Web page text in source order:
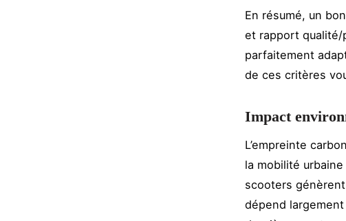
En résumé, un
et rapport qualité/
parfaitement
de ces critères
Impact
L’empreinte
la mobilité
scooters
dépend